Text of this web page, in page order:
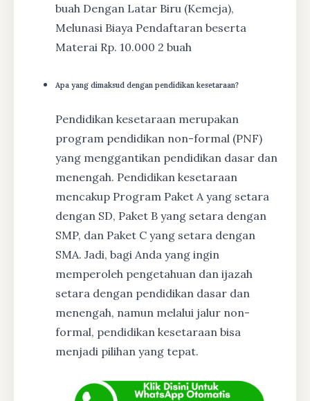
buah Dengan Latar Biru (Kemeja),
Melunasi Biaya Pendaftaran beserta
Materai Rp. 10.000 2 buah
Apa yang dimaksud dengan pendidikan kesetaraan?
Pendidikan kesetaraan merupakan
program pendidikan non-formal (PNF)
yang menggantikan pendidikan dasar dan
menengah. Pendidikan kesetaraan
mencakup Program Paket A yang setara
dengan SD, Paket B yang setara dengan
SMP, dan Paket C yang setara dengan
SMA. Jadi, bagi Anda yang ingin
memperoleh pengetahuan dan ijazah
setara dengan pendidikan dasar dan
menengah, namun melalui jalur non-
formal, pendidikan kesetaraan bisa
menjadi pilihan yang tepat.